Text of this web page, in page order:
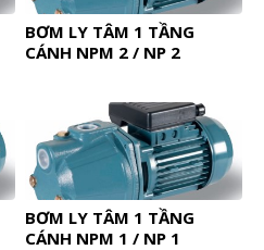
BƠM LY TÂM 1 TẦNG
CÁNH NPM 2 / NP 2
BƠM LY TÂM 1 TẦNG
CÁNH NPM 1 / NP 1